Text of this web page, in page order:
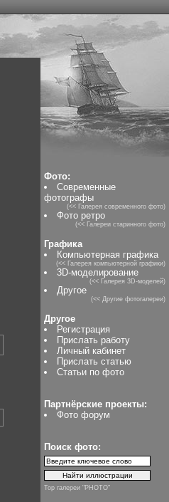
Фото:
Современные
фотографы
(<< Галерея современного фото)
Фото ретро
(<< Галереи старинного фото)
Графика
Компьютерная графика
(<< Галерея компьютерной графики)
3D-моделирование
(<< Галерея 3D-моделей)
Другое
(<< Другие фотогалереи)
Другое
Регистрация
Прислать работу
Личный кабинет
Прислать статью
Статьи по фото
Партнёрские проекты:
Фото форум
Поиск фото:
Top галереи "PHOTO"